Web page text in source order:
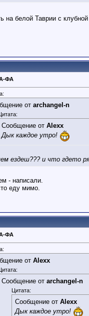
на белой Таврии с
ФА
от archangel-n
Цитата:
Сообщение от Alexx
Дык каждое утро!
ездеш??? и что гдето
- написали.
еду мимо.
ФА
от Alexx
Цитата:
Сообщение от archangel-n
Цитата:
Сообщение от Alexx
Дык каждое утро!